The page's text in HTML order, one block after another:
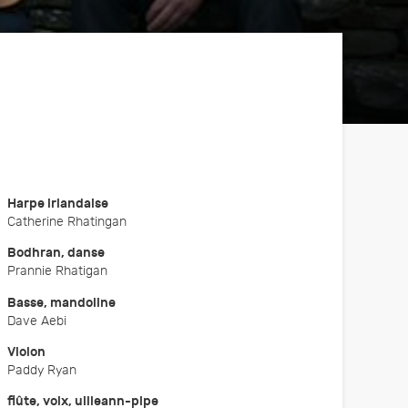
Fête de la courge
les
Nos partenaires
Harpe irlandaise
Catherine Rhatingan
Bodhran, danse
Prannie Rhatigan
Basse, mandoline
Dave Aebi
Violon
Paddy Ryan
flûte, voix, uilleann-pipe